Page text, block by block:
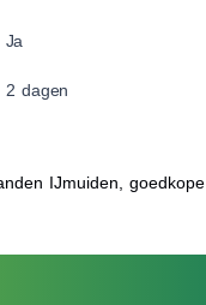
Ja
2 dagen
IJmuiden, goedkope